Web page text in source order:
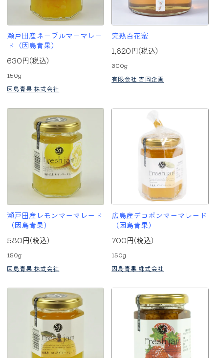
瀬戸田産ネーブルマーマレー
ド（因島青果）
630円(税込)
150g
因島青果 株式会社
完熟百花蜜
1,620円(税込)
300g
有限会社 吉岡企画
瀬戸田産レモンマーマレード
（因島青果）
580円(税込)
150g
因島青果 株式会社
広島産デコポンマーマレード
（因島青果）
700円(税込)
150g
因島青果 株式会社